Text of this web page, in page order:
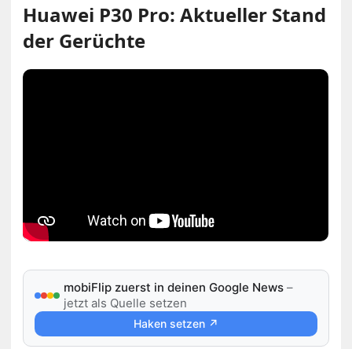
Huawei P30 Pro: Aktueller Stand
der Gerüchte
mobiFlip zuerst in deinen Google News –
jetzt als Quelle setzen
Haken setzen ↗